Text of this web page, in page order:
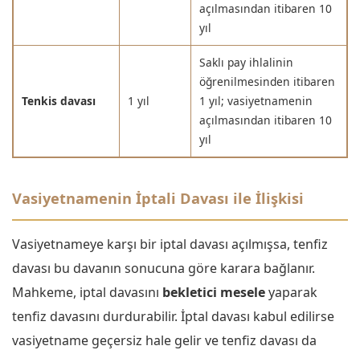
açılmasından itibaren 10
yıl
Tenkis davası 1 yıl
Saklı pay ihlalinin
öğrenilmesinden itibaren
1 yıl; vasiyetnamenin
açılmasından itibaren 10
yıl
Vasiyetnamenin İptali Davası ile İlişkisi
Vasiyetnameye karşı bir iptal davası açılmışsa, tenfiz
davası bu davanın sonucuna göre karara bağlanır.
Mahkeme, iptal davasını bekletici meseleyaparak
tenfiz davasını durdurabilir. İptal davası kabul edilirse
vasiyetname geçersiz hale gelir ve tenfiz davası da